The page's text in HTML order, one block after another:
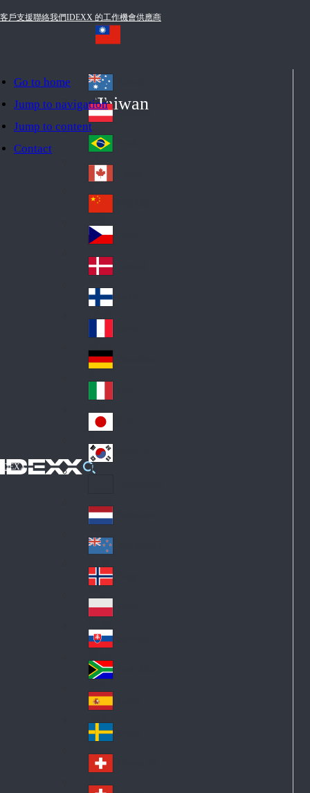
Go to home
Jump to navigation
Jump to content
Contact
客戶支援聯絡我們IDEXX 的工作機會供應商
IDEXX
Taiwan
Au
str
ali
a
Au
stri
a
Br
azi
l
Ca
na
da
Ch
ina
Cz
ec
h
De
nm
ark
Fin
d
Fra
nc
e
Ge
an
y
Ital
y
Jap
an
Ko
Lat
in
A
me
ric
a
Ne
the
rla
nd
s
Ne
w
Ze
ala
nd
No
rw
ay
Pol
an
d
Slo
va
kia
So
uth
Af
ric
a
Sp
ain
Sw
ed
en
Sw